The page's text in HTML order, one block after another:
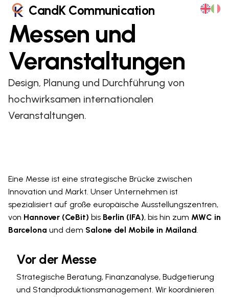
CandK Communication
Messen und
Veranstaltungen
Design, Planung und Durchführung von
hochwirksamen internationalen
Veranstaltungen.
Eine Messe ist eine strategische Brücke zwischen
Innovation und Markt. Unser Unternehmen ist
spezialisiert auf große europäische Ausstellungszentren,
von Hannover (CeBit) bis Berlin (IFA), bis hin zum MWC in
Barcelona und dem Salone del Mobile in Mailand.
Vor der Messe
Strategische Beratung, Finanzanalyse, Budgetierung
und Standproduktionsmanagement. Wir koordinieren